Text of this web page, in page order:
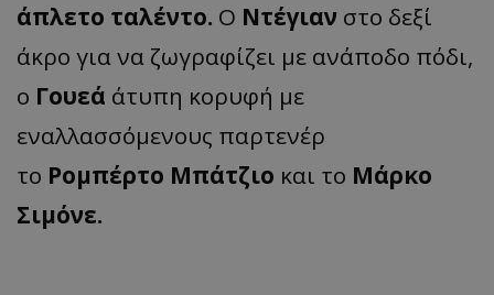
άπλετο ταλέντο. Ο Ντέγιαν στο δεξί
άκρο για να ζωγραφίζει με ανάποδο πόδι,
ο Γουεά άτυπη κορυφή με
εναλλασσόμενους παρτενέρ
το Ρομπέρτο Μπάτζιο και το Μάρκο
Σιμόνε.